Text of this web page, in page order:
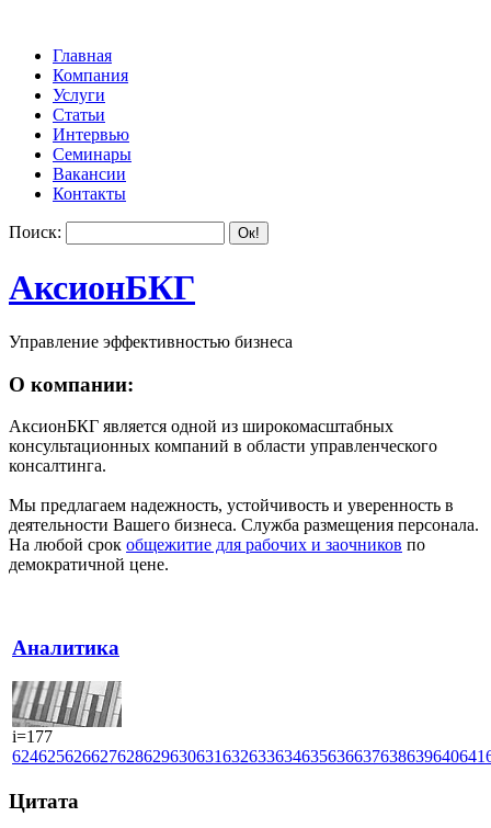
Главная
Компания
Услуги
Статьи
Интервью
Семинары
Вакансии
Контакты
Поиск:
АксионБКГ
Управление эффективностью бизнеса
О компании:
АксионБКГ является одной из широкомасштабных
консультационных компаний в области управленческого
консалтинга.
Мы предлагаем надежность, устойчивость и уверенность в
деятельности Вашего бизнеса. Служба размещения персонала.
На любой срок общежитие для рабочих и заочников по
демократичной цене.
Аналитика
i=177
624625626627628629630631632633634635636637638639640641
Цитата